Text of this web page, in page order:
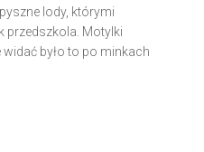
lody, którymi
przedszkola. Motylki
widać było to po minkach